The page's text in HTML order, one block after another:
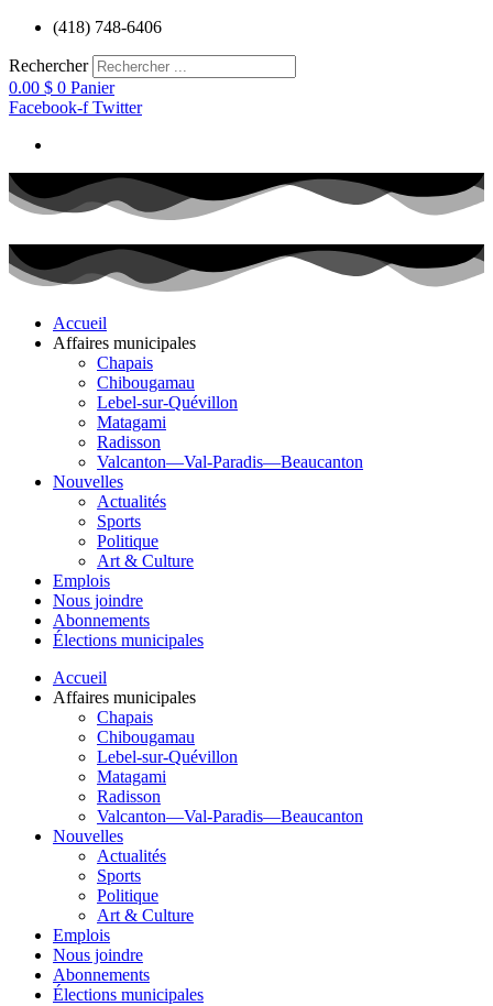
Aller
contenu
(418) 748-6406
Rechercher
0.00 $ 0 Panier
Facebook-f Twitter
Accueil
Affaires municipales
Chapais
Chibougamau
Lebel-sur-Quévillon
Matagami
Radisson
Valcanton—Val-Paradis—Beaucanton
Nouvelles
Actualités
Sports
Politique
Art & Culture
Emplois
Nous joindre
Abonnements
Élections municipales
Accueil
Affaires municipales
Chapais
Chibougamau
Lebel-sur-Quévillon
Matagami
Radisson
Valcanton—Val-Paradis—Beaucanton
Nouvelles
Actualités
Sports
Politique
Art & Culture
Emplois
Nous joindre
Abonnements
Élections municipales